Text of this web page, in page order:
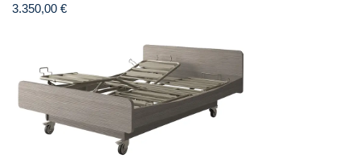
3.350,00 €